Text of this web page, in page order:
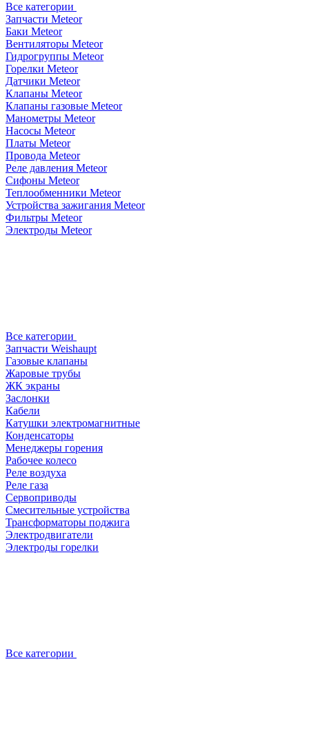
Все категории
Запчасти Meteor
Баки Meteor
Вентиляторы Meteor
Гидрогруппы Meteor
Горелки Meteor
Датчики Meteor
Клапаны Meteor
Клапаны газовые Meteor
Манометры Meteor
Насосы Meteor
Платы Meteor
Провода Meteor
Реле давления Meteor
Сифоны Meteor
Теплообменники Meteor
Устройства зажигания Meteor
Фильтры Meteor
Электроды Meteor
Все категории
Запчасти Weishaupt
Газовые клапаны
Жаровые трубы
ЖК экраны
Заслонки
Кабели
Катушки электромагнитные
Конденсаторы
Менеджеры горения
Рабочее колесо
Реле воздухa
Реле газа
Сервоприводы
Смесительные устройства
Трансформаторы поджига
Электродвигатели
Электроды горелки
Все категории